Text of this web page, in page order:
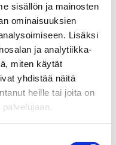
sisällön ja mainosten
ominaisuuksien
Lisäksi
ja analytiikka-
miten käytät
yhdistää näitä
heille tai joita on
hanke haluaa tavoittaa
somessa